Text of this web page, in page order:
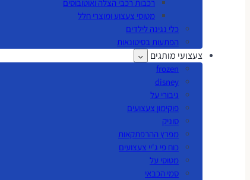
רכבות רכבי הצלה ואוטובוסים
מטוסי צעצוע ומוצרי חלל
כלי נגינה לילדים
הפתעות בסיטונאות
צעצועי מותגים
frozen
disney
גיבורי על
פוקימון צעצועים
סוניק
מפרץ ההרפתקאות
כוח פי ג'יי צעצועים
מטוסי על
סמי הכבאי